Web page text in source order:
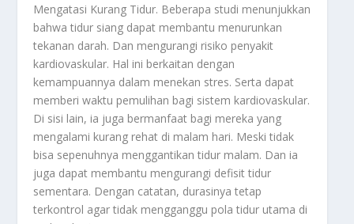
Mengatasi Kurang Tidur. Beberapa studi menunjukkan
bahwa tidur siang dapat membantu menurunkan
tekanan darah. Dan mengurangi risiko penyakit
kardiovaskular. Hal ini berkaitan dengan
kemampuannya dalam menekan stres. Serta dapat
memberi waktu pemulihan bagi sistem kardiovaskular.
Di sisi lain, ia juga bermanfaat bagi mereka yang
mengalami kurang rehat di malam hari. Meski tidak
bisa sepenuhnya menggantikan tidur malam. Dan ia
juga dapat membantu mengurangi defisit tidur
sementara. Dengan catatan, durasinya tetap
terkontrol agar tidak mengganggu pola tidur utama di